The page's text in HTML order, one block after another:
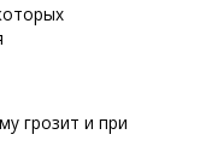
грозит и при